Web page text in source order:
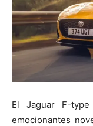
El Jaguar F-
emocionantes